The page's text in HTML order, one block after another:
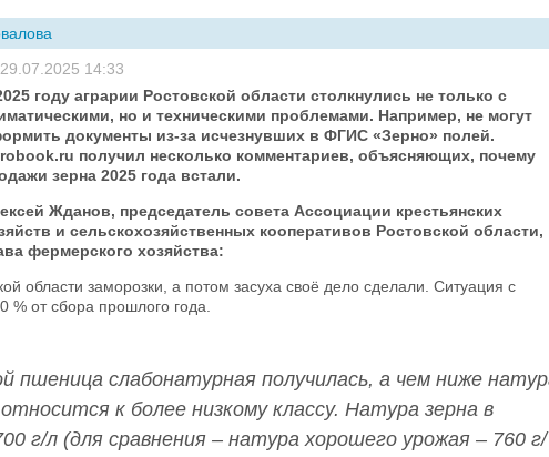
29.07.2025 14:33
году аграрии Ростовской области столкнулись не только с
но и техническими проблемами. Например, не могут
документы из-за исчезнувших в ФГИС «Зерно» полей.
получил несколько комментариев, объясняющих, почему
зерна 2025 года встали.
Жданов, председатель совета Ассоциации крестьянских
и сельскохозяйственных кооперативов Ростовской области,
фермерского хозяйства:
области заморозки, а потом засуха своё дело сделали. Ситуация с
% от сбора прошлого года.
пшеница слабонатурная получилась, а чем ниже
к более низкому классу. Натура зерна в
г/л (для сравнения – натура хорошего урожая – 760 г/